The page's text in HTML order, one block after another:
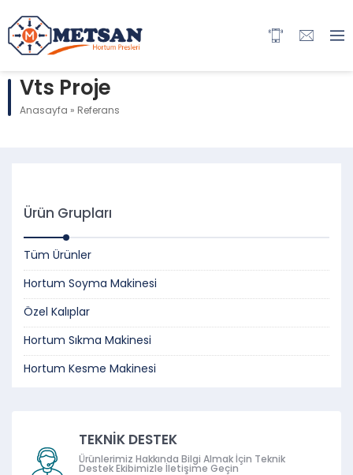
Vts Proje
Anasayfa » Referans
Ürün Grupları
Tüm Ürünler
Hortum Soyma Makinesi
Özel Kalıplar
Hortum Sıkma Makinesi
Hortum Kesme Makinesi
TEKNİK DESTEK
Ürünlerimiz Hakkında Bilgi Almak İçin Teknik
Destek Ekibimizle İletişime Geçin